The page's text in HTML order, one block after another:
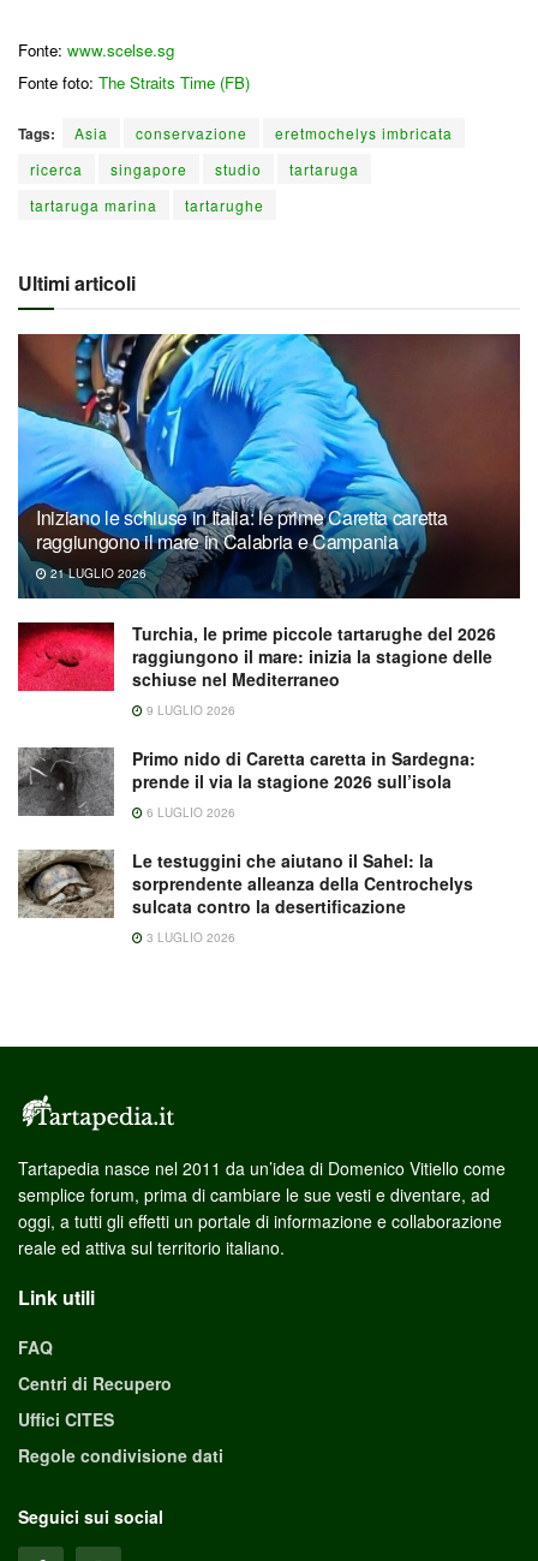
Fonte: www.scelse.sg
Fonte foto: The Straits Time (FB)
Tags: Asia conservazione
eretmochelys imbricata
ricerca
singapore studio
tartaruga
tartaruga marina
tartarughe
Ultimi articoli
Iniziano le schiuse in Italia: le prime Caretta caretta
raggiungono il mare in Calabria e Campania
21 LUGLIO 2026
Turchia, le prime piccole tartarughe del 2026
raggiungono il mare: inizia la stagione delle
schiuse nel Mediterraneo
9 LUGLIO 2026
Primo nido di Caretta caretta in Sardegna:
prende il via la stagione 2026 sull’isola
6 LUGLIO 2026
Le testuggini che aiutano il Sahel: la
sorprendente alleanza della Centrochelys
sulcata contro la desertificazione
3 LUGLIO 2026
Tartapedia nasce nel 2011 da un’idea di Domenico Vitiello come
semplice forum, prima di cambiare le sue vesti e diventare, ad
oggi, a tutti gli effetti un portale di informazione e collaborazione
reale ed attiva sul territorio italiano.
Link utili
FAQ
Centri di Recupero
Uffici CITES
Regole condivisione dati
Seguici sui social